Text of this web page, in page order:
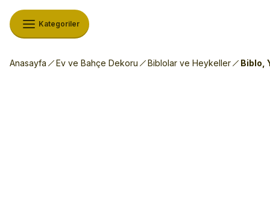
Kategoriler
Anasayfa Ev ve Bahçe Dekoru Biblolar ve Heykeller Biblo,